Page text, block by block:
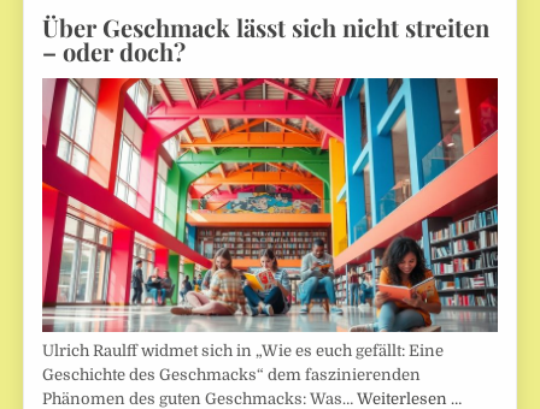
Über Geschmack lässt sich nicht streiten
– oder doch?
Ulrich Raulff widmet sich in „Wie es euch gefällt: Eine
Geschichte des Geschmacks“ dem faszinierenden
Phänomen des guten Geschmacks: Was…Weiterlesen …